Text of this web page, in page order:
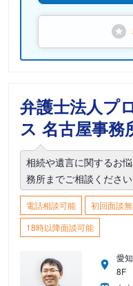
弁護士法人プ
ス 名古屋事務
相続や遺言に関するお
務所までご相談ください
電話相談可能 初回面談
18時以降面談可能
愛
8F